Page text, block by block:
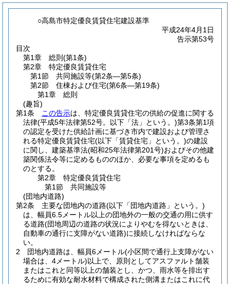
○高島市特定優良賃貸住宅建設基準
平成24年4月1日
告示第53号
目次
第1章
総則 (第1条)
第2章
特定優良賃貸住宅
第1節
共同施設等(第2条―第5条)
第2節
住棟および住宅(第6条―第19条)
第1章
総則
(趣旨)
第1条
この告示は、特定優良賃貸住宅の供給の促進に関する
法律(平成5年法律第52号。以下「法」という。)第3条第1項
の認定を受けた供給計画に基づき市内で建設および管理さ
れる特定優良賃貸住宅(以下「賃貸住宅」という。)の建設
に関し、建築基準法(昭和25年法律第201号)およびその他建
築関係法令等に定めるもののほか、必要な事項を定めるも
のとする。
第2章
特定優良賃貸住宅
第1節
共同施設等
(団地内道路)
第2条
主要な団地内の道路(以下「団地内道路」という。)
は、幅員6.5メートル以上の団地外の一般の交通の用に供す
る道路(団地周辺の道路の状況によりやむを得ないときは、
自動車の通行に支障がない道路)に接続しなければならな
い。
2
団地内道路は、幅員6メートル(小区間で通行上支障がない
場合は、4メートル)以上で、原則としてアスファルト舗装
またはこれと同等以上の舗装とし、かつ、雨水等を排出す
るために有効な耐水材料で構成された側溝またはこれに代